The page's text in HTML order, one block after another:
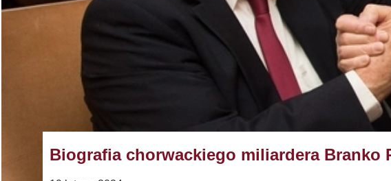
Biografia chorwackiego miliardera Branko